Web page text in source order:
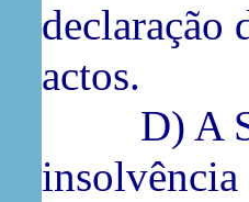
declaração
actos.
D) A
insolvência